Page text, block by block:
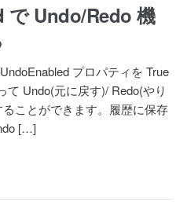
で Undo/Redo 機
プロパティを True
て Undo(元に戻す)/ Redo(やり
ことができます。履歴に保存
[…]